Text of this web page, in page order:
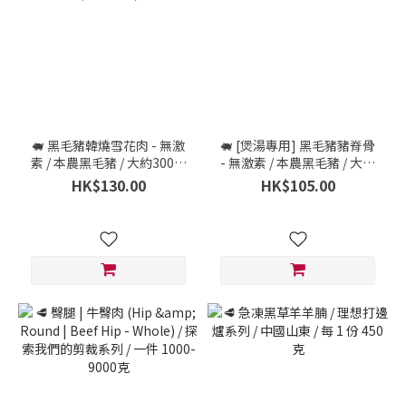
🐖 黑毛豬韓燒雪花肉 - 無激
素 / 本農黑毛豬 / 大約300克
半斤 (二人份量)
HK$130.00
🐖 [煲湯專用] 黑毛豬豬脊骨
- 無激素 / 本農黑毛豬 / 大約
500克
HK$105.00